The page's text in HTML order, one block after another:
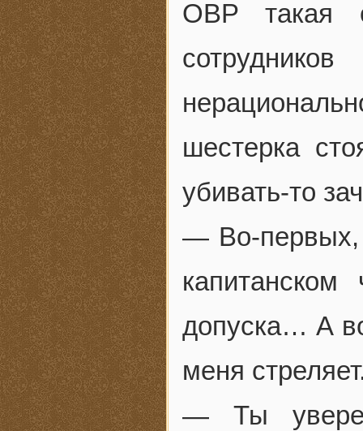
ОВР такая
шестерка
убивать-то
— Во-первых,
допуска… А
меня
— Ты